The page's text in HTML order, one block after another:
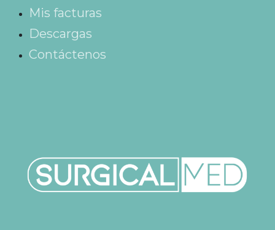
Mis facturas
Descargas
Contáctenos